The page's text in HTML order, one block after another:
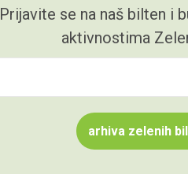
Prijavite se na naš bilten i
aktivnostima
arhiva zelenih